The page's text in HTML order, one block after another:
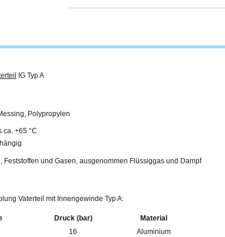
IG Typ A
Polypropylen
ca. +65 °C
Feststoffen und Gasen, ausgenommen Flüssiggas und Dampf
Vaterteil mit Innengewinde Typ A:
Druck (bar)
Material
16
Aluminium